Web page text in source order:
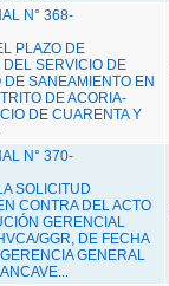
N° 368-
PLAZO DE
SERVICIO DE
SANEAMIENTO EN
DE ACORIA-
DE CUARENTA Y
N° 370-
SOLICITUD
CONTRA DEL ACTO
GERENCIAL
GGR, DE FECHA
GENERAL